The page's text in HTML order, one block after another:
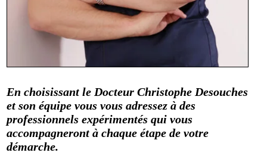
En choisissant le Docteur Christophe Desouches
et son équipe vous vous adressez à des
professionnels expérimentés qui vous
accompagneront à chaque étape de votre
démarche.